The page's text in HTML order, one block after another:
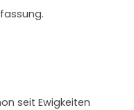
seit Ewigkeiten